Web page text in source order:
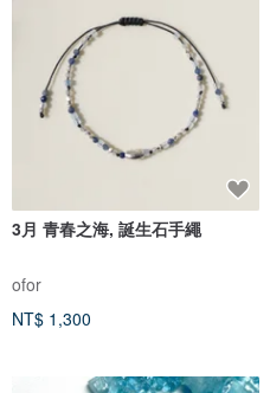
3月 青春之海, 誕生石手繩
ofor
NT$ 1,300